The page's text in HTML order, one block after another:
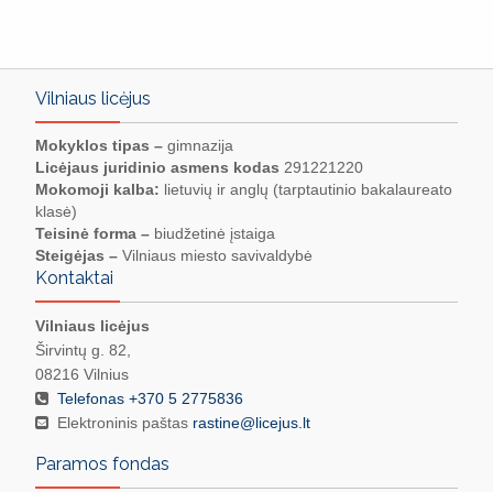
Vilniaus licėjus
Mokyklos tipas – gimnazija
Licėjaus juridinio asmens kodas 291221220
Mokomoji kalba: lietuvių ir anglų (tarptautinio bakalaureato
klasė)
Teisinė forma – biudžetinė įstaiga
Steigėjas – Vilniaus miesto savivaldybė
Kontaktai
Vilniaus licėjus
Širvintų g. 82,
08216 Vilnius
Telefonas +370 5 2775836
Elektroninis paštas rastine@licejus.lt
Paramos fondas